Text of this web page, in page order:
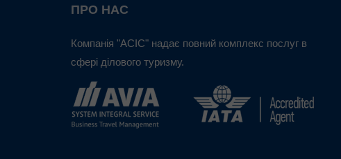
ПРО НАС
Компанія "АСІС" надає повний комплекс послуг в
сфері ділового туризму.